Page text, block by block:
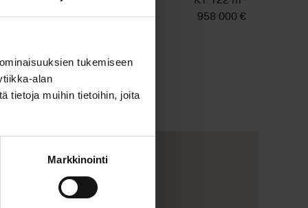
tukemiseen
alan
tietoja muihin tietoihin, joita
Markkinointi
958 000 €